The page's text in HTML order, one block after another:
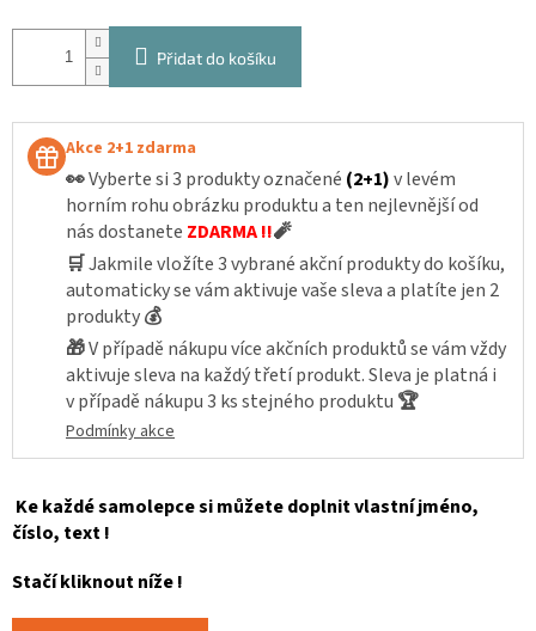
Přidat do košíku
Akce 2+1 zdarma
👀Vyberte si 3 produkty označené (2+1)v levém
horním rohu obrázku produktu a ten nejlevnější od
nás dostanete ZDARMA !!🧨
🛒Jakmile vložíte 3 vybrané akční produkty do košíku,
automaticky se vám aktivuje vaše sleva a platíte jen 2
produkty💰
🎁V případě nákupu více akčních produktů se vám vždy
aktivuje sleva na každý třetí produkt. Sleva je platná i
v případě nákupu 3 ks stejného produktu 🏆
Podmínky akce
Ke každé samolepce si můžete doplnit vlastní jméno,
číslo, text !
Stačí kliknout níže !